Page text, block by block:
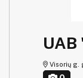
UAB
Visorių g.